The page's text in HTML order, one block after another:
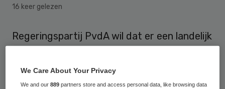
16 keer gelezen
Regeringspartij PvdA wil dat er een landelijk
nodig hebben terecht kunnen. Nog veel te
vaak belanden ouderen nu in het ziekenhuis
We Care About Your Privacy
We and our889 partners store and access personal data, like browsing data